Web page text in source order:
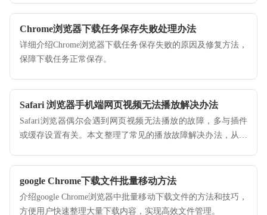
Chrome浏览器下载任务保存失败处理办法
详细介绍Chrome浏览器下载任务保存失败的原因及修复方法，
保障下载任务正常保存。
Safari 浏览器手机端网页视频无法播放解决办法
Safari浏览器偶尔会遇到网页视频无法播放的故障，多与插件
或缓存设置有关。本文整理了常见的播放故障解决办法，从网
google Chrome下载文件批量移动方法
介绍google Chrome浏览器中批量移动下载文件的方法和技巧，
方便用户快速整理大量下载内容，实现高效文件管理。